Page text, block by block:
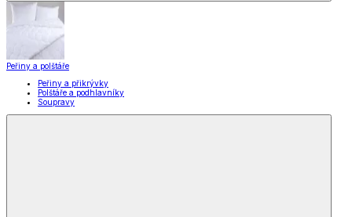
Peřiny a polštáře
Peřiny a přikrývky
Polštáře a podhlavníky
Soupravy